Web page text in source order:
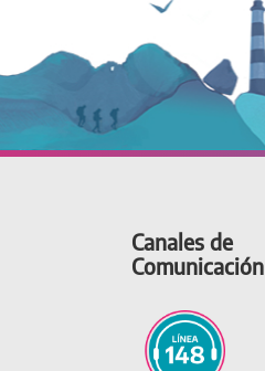
Canales de
Comunicación